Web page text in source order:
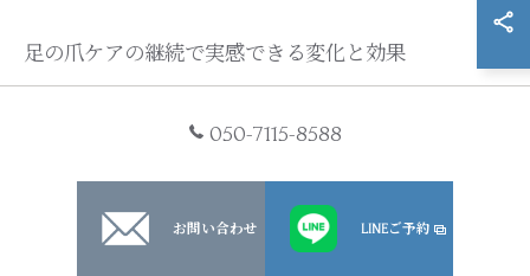
足の爪ケアの継続で実感できる変化と効果
日々の快適さや健康面にも大きな変化が現れます。定期的に
になり清潔感がアップします。また、爪が厚くなる・変色す
るといったトラブルも早期発見しやすくなります。
050-7115-8588
お問い合わせ LINEご予約